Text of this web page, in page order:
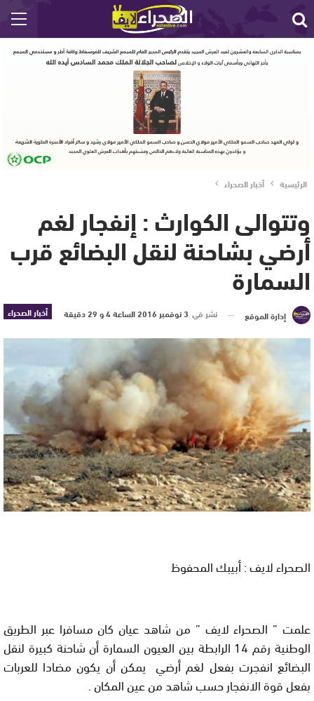
الرئيسية أخبار الصحراء
وتتوالى الكوارث : إنفجار لغم
أرضي بشاحنة لنقل البضائع قرب
السمارة
أخبار الصحراء إدارة الموقع نشر في 3 نوفمبر 2016 الساعة 4 و 29 دقيقة
الصحراء لايف : أبيبك المحفوظ
علمت ” الصحراء لايف ” من شاهد عيان كان مسافرا عبر الطريق
الوطنية رقم 14 الرابطة بين العيون السمارة أن شاحنة كبيرة لنقل
البضائع انفجرت بفعل لغم أرضي يمكن أن يكون مضادا للعربات
بفعل قوة الانفجار حسب شاهد من عين المكان .